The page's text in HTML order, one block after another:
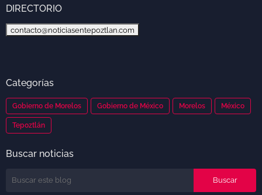
DIRECTORIO
contacto@noticiasentepoztlan.com
Categorías
Gobierno de Morelos Gobierno de México Morelos México
Tepoztlán
Buscar noticias